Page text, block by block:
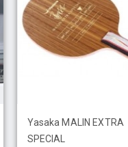
Yasaka MALIN EXTRA
SPECIAL